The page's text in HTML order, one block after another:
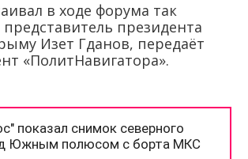
в ходе форума так
президента
Изет Гданов, передаёт
«ПолитНавигатора».